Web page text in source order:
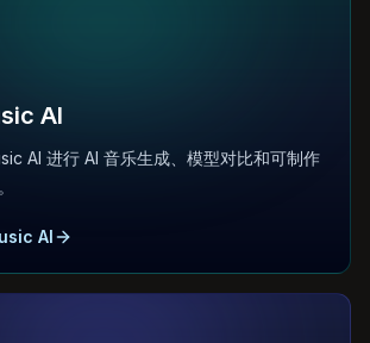
AI
AI 进行 AI 音乐生成、模型对比和可制作
AI